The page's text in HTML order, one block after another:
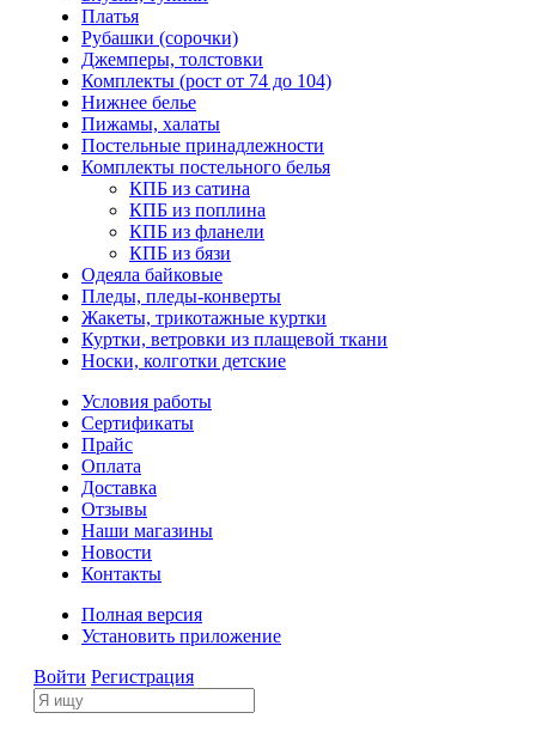
Платья
Рубашки (сорочки)
Джемперы, толстовки
Комплекты (рост от 74 до 104)
Нижнее белье
Пижамы, халаты
Постельные принадлежности
Комплекты постельного белья
КПБ из сатина
КПБ из поплина
КПБ из фланели
КПБ из бязи
Одеяла байковые
Пледы, пледы-конверты
Жакеты, трикотажные куртки
Куртки, ветровки из плащевой ткани
Носки, колготки детские
Условия работы
Сертификаты
Прайс
Оплата
Доставка
Отзывы
Наши магазины
Новости
Контакты
Полная версия
Установить приложение
Войти Регистрация